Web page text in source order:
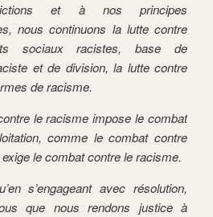
et à nos principes
nous continuons la lutte contre
sociaux racistes, base de
et de division, la lutte contre
de racisme.
le racisme impose le combat
comme le combat contre
exige le combat contre le racisme.
s’engageant avec résolution,
que nous rendons justice à